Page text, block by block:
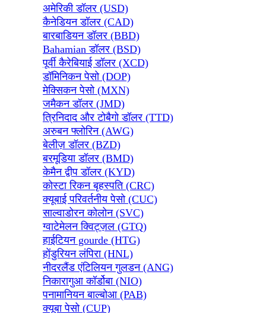
अमेरिकी डॉलर (USD)
कैनेडियन डॉलर (CAD)
बारबाडियन डॉलर (BBD)
Bahamian डॉलर (BSD)
पूर्वी कैरेबियाई डॉलर (XCD)
डॉमिनिकन पेसो (DOP)
मेक्सिकन पेसो (MXN)
जमैकन डॉलर (JMD)
त्रिनिदाद और टोबैगो डॉलर (TTD)
अरुबन फ्लोरिन (AWG)
बेलीज़ डॉलर (BZD)
बरमूडिया डॉलर (BMD)
केमैन द्वीप डॉलर (KYD)
कोस्टा रिकन बृहस्पति (CRC)
क्यूबाई परिवर्तनीय पेसो (CUC)
साल्वाडोरन कोलोन (SVC)
ग्वाटेमेलन क्विट्ज़ल (GTQ)
हाईटियन gourde (HTG)
होंडुरियन लंपिरा (HNL)
नीदरलैंड एंटिलियन गुलडन (ANG)
निकारागुआ कॉर्डोबा (NIO)
पनामानियन बाल्बोआ (PAB)
क्यूबा पेसो (CUP)